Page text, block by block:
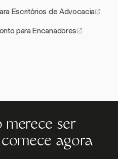
Escritórios de Advocacia
para Encanadores
merece ser
agora